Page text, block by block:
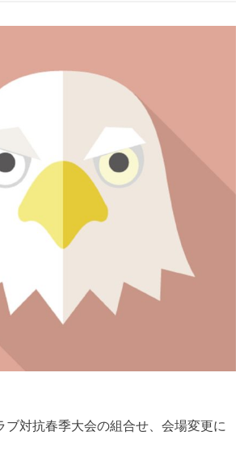
ブ対抗春季大会の組合せ、会場変更に